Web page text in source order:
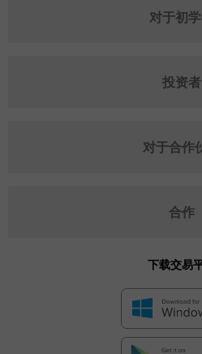
对于初
投资者
对于合作
合作
下载交易